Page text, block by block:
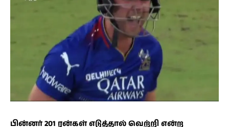
பின்னர் 201 ரன்கள் எடுத்தால் வெற்றி என்ற